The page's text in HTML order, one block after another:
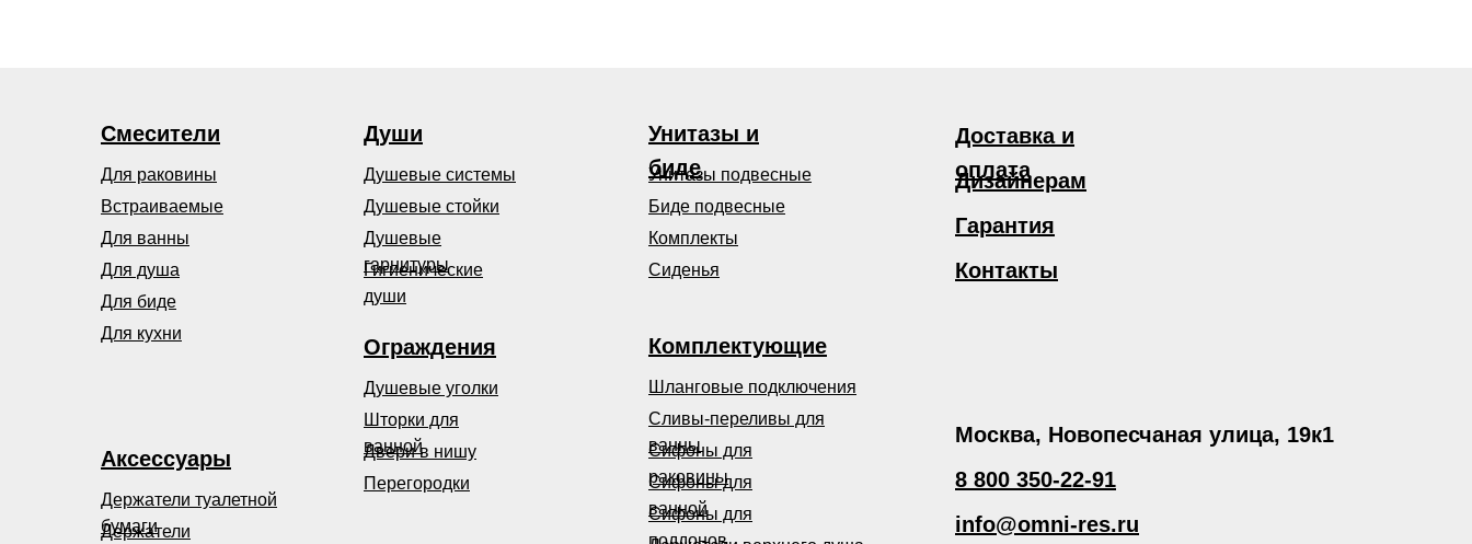
Смесители Души
Душевые
гарнитуры
Душевые системы
Гигиенические
души
Держатели
Держатели туалетной
бумаги
Сифоны для
Сливы-переливы для
ванны
Сифоны для
ванной
Шланговые подключения
Сифоны для
раковины
Унитазы и
биде
Унитазы подвесные
Биде подвесные
Комплекты
Встраиваемые
Для биде
Для ванны
Для душа
Для раковины
Для кухни
Ограждения
Душевые уголки
Шторки для
ванной
Двери в нишу
Перегородки
Аксессуары
Комплектующие
Дизайнерам
Доставка и
оплата
Москва, Новопесчаная улица, 19к1
8 800 350-22-91
info@omni-res.ru
Гарантия
Контакты
Душевые стойки
Сиденья